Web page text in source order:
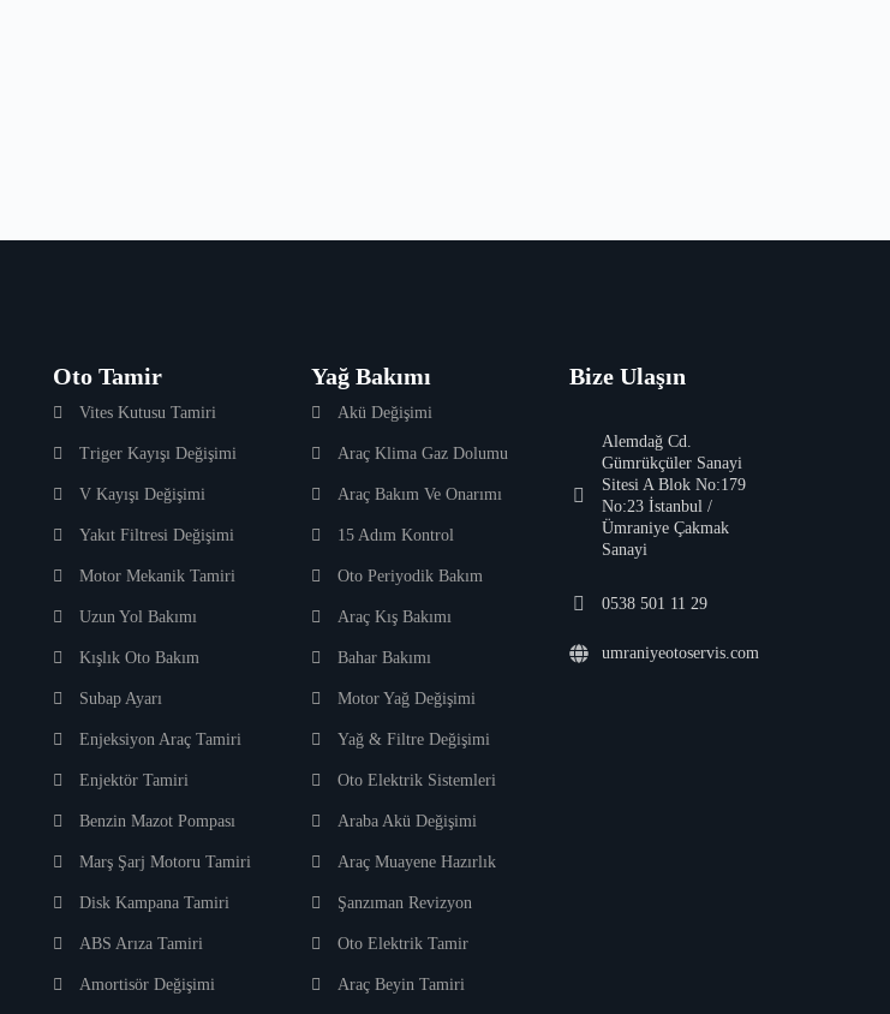
Oto Tamir
Vites Kutusu Tamiri
Triger Kayışı Değişimi
V Kayışı Değişimi
Yakıt Filtresi Değişimi
Motor Mekanik Tamiri
Uzun Yol Bakımı
Kışlık Oto Bakım
Subap Ayarı
Enjeksiyon Araç Tamiri
Enjektör Tamiri
Benzin Mazot Pompası
Marş Şarj Motoru Tamiri
Disk Kampana Tamiri
ABS Arıza Tamiri
Amortisör Değişimi
Yağ Bakımı
Akü Değişimi
Araç Klima Gaz Dolumu
Araç Bakım Ve Onarımı
15 Adım Kontrol
Oto Periyodik Bakım
Araç Kış Bakımı
Bahar Bakımı
Motor Yağ Değişimi
Yağ & Filtre Değişimi
Oto Elektrik Sistemleri
Araba Akü Değişimi
Araç Muayene Hazırlık
Şanzıman Revizyon
Oto Elektrik Tamir
Araç Beyin Tamiri
Bize Ulaşın
Alemdağ Cd.
Gümrükçüler Sanayi
Sitesi A Blok No:179
No:23 İstanbul /
Ümraniye Çakmak
Sanayi
0538 501 11 29
umraniyeotoservis.com